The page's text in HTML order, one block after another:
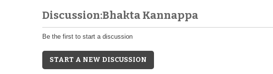
Discussion:Bhakta Kannappa
Be the first to start a discussion
START A NEW DISCUSSION